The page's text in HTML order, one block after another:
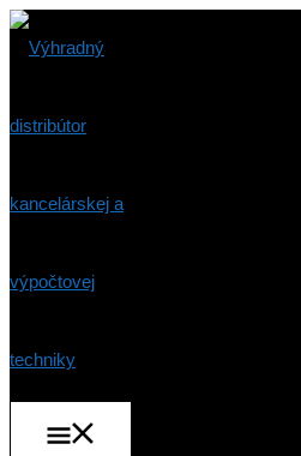
Preskočiť
obsah
Hlavné